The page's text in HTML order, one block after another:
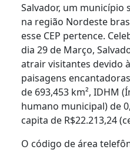
Salvador, um município
na região Nordeste
esse CEP pertence.
dia 29 de Março,
atrair visitantes devido
paisagens
de 693,453 km², IDHM
humano municipal) de
capita de R$22.213,24
O código de área